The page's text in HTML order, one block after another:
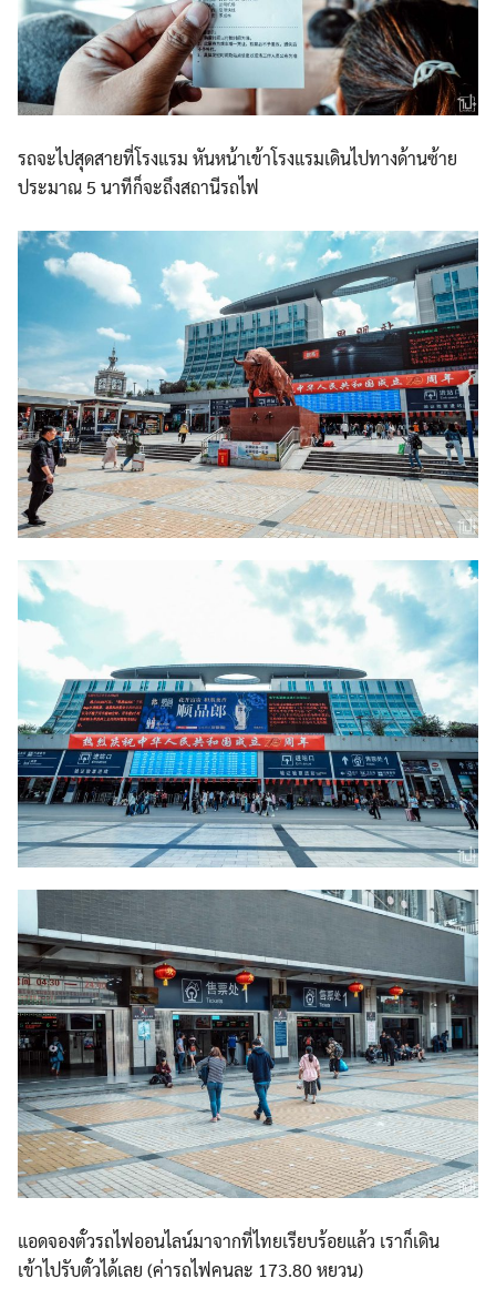
รถจะไปสุดสายที่โรงแรม หันหน้าเข้าโรงแรมเดินไปทางด้านซ้าย
ประมาณ 5 นาทีก็จะถึงสถานีรถไฟ
แอดจองตั๋วรถไฟออนไลน์มาจากที่ไทยเรียบร้อยแล้ว เราก็เดิน
เข้าไปรับตั๋วได้เลย (ค่ารถไฟคนละ 173.80 หยวน)